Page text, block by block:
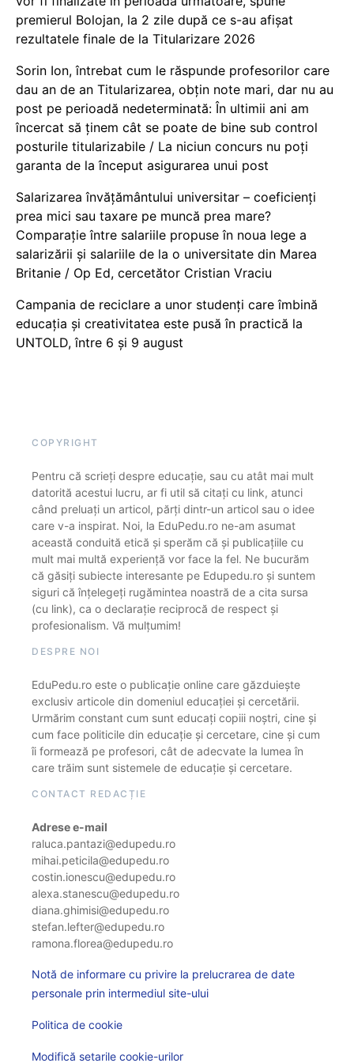
premierul Bolojan, la 2 zile după ce s-au afișat
rezultatele finale de la Titularizare 2026
Sorin Ion, întrebat cum le răspunde profesorilor care
dau an de an Titularizarea, obțin note mari, dar nu au
post pe perioadă nedeterminată: În ultimii ani am
încercat să ținem cât se poate de bine sub control
posturile titularizabile / La niciun concurs nu poți
garanta de la început asigurarea unui post
Salarizarea învățământului universitar – coeficienți
prea mici sau taxare pe muncă prea mare?
Comparație între salariile propuse în noua lege a
salarizării și salariile de la o universitate din Marea
Britanie / Op Ed, cercetător Cristian Vraciu
Campania de reciclare a unor studenți care îmbină
educația și creativitatea este pusă în practică la
UNTOLD, între 6 și 9 august
COPYRIGHT
Pentru că scrieți despre educație, sau cu atât mai mult
datorită acestui lucru, ar fi util să citați cu link, atunci
când preluați un articol, părți dintr-un articol sau o idee
care v-a inspirat. Noi, la EduPedu.ro ne-am asumat
această conduită etică și sperăm că și publicațiile cu
mult mai multă experiență vor face la fel. Ne bucurăm
că găsiți subiecte interesante pe Edupedu.ro și suntem
siguri că înțelegeți rugămintea noastră de a cita sursa
(cu link), ca o declarație reciprocă de respect și
profesionalism. Vă mulțumim!
DESPRE NOI
EduPedu.ro este o publicație online care găzduiește
exclusiv articole din domeniul educației și cercetării.
Urmărim constant cum sunt educați copiii noștri, cine și
cum face politicile din educație și cercetare, cine și cum
îi formează pe profesori, cât de adecvate la lumea în
care trăim sunt sistemele de educație și cercetare.
CONTACT REDACȚIE
Adrese e-mail
raluca.pantazi@edupedu.ro
mihai.peticila@edupedu.ro
costin.ionescu@edupedu.ro
alexa.stanescu@edupedu.ro
diana.ghimisi@edupedu.ro
stefan.lefter@edupedu.ro
ramona.florea@edupedu.ro
Notă de informare cu privire la prelucrarea de date
personale prin intermediul site-ului
Politica de cookie
Modifică setarile cookie-urilor